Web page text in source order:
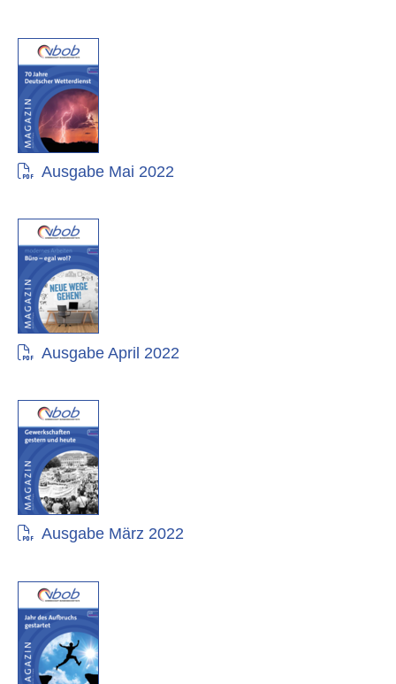
Ausgabe Mai 2022
Ausgabe April 2022
Ausgabe März 2022